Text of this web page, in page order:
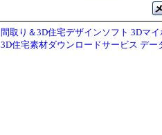
間取り＆3D住宅デザインソフト 3Dマ
3D住宅素材ダウンロードサービス デー